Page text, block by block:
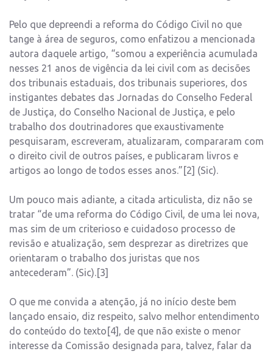
Pelo que depreendi a reforma do Código Civil no que
tange à área de seguros, como enfatizou a mencionada
autora daquele artigo, “somou a experiência acumulada
nesses 21 anos de vigência da lei civil com as decisões
dos tribunais estaduais, dos tribunais superiores, dos
instigantes debates das Jornadas do Conselho Federal
de Justiça, do Conselho Nacional de Justiça, e pelo
trabalho dos doutrinadores que exaustivamente
pesquisaram, escreveram, atualizaram, compararam com
o direito civil de outros países, e publicaram livros e
artigos ao longo de todos esses anos.”[2] (Sic).
Um pouco mais adiante, a citada articulista, diz não se
tratar “de uma reforma do Código Civil, de uma lei nova,
mas sim de um criterioso e cuidadoso processo de
revisão e atualização, sem desprezar as diretrizes que
orientaram o trabalho dos juristas que nos
antecederam”. (Sic).[3]
O que me convida a atenção, já no início deste bem
lançado ensaio, diz respeito, salvo melhor entendimento
do conteúdo do texto[4], de que não existe o menor
interesse da Comissão designada para, talvez, falar da